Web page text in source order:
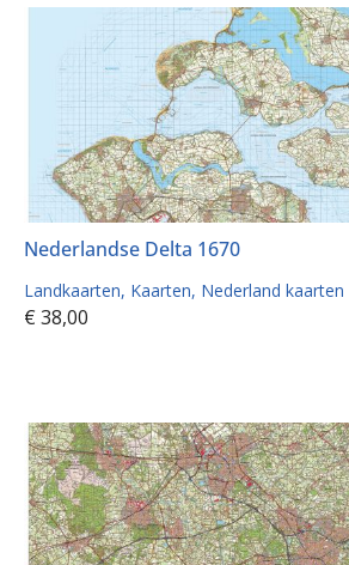
Nederlandse Delta 1670
Landkaarten Kaarten Nederland kaarten
€ 38,00